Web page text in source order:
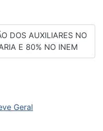
DOS AUXILIARES NO
E 80% NO INEM
Geral